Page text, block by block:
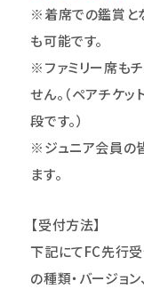
※着席での鑑賞と
も可能です。
※ファミリー席も
せん。（ペアチケ
段です。）
※ジュニア会員の
ます。
【受付方法】
下記にてFC先行受
の種類・バージョ